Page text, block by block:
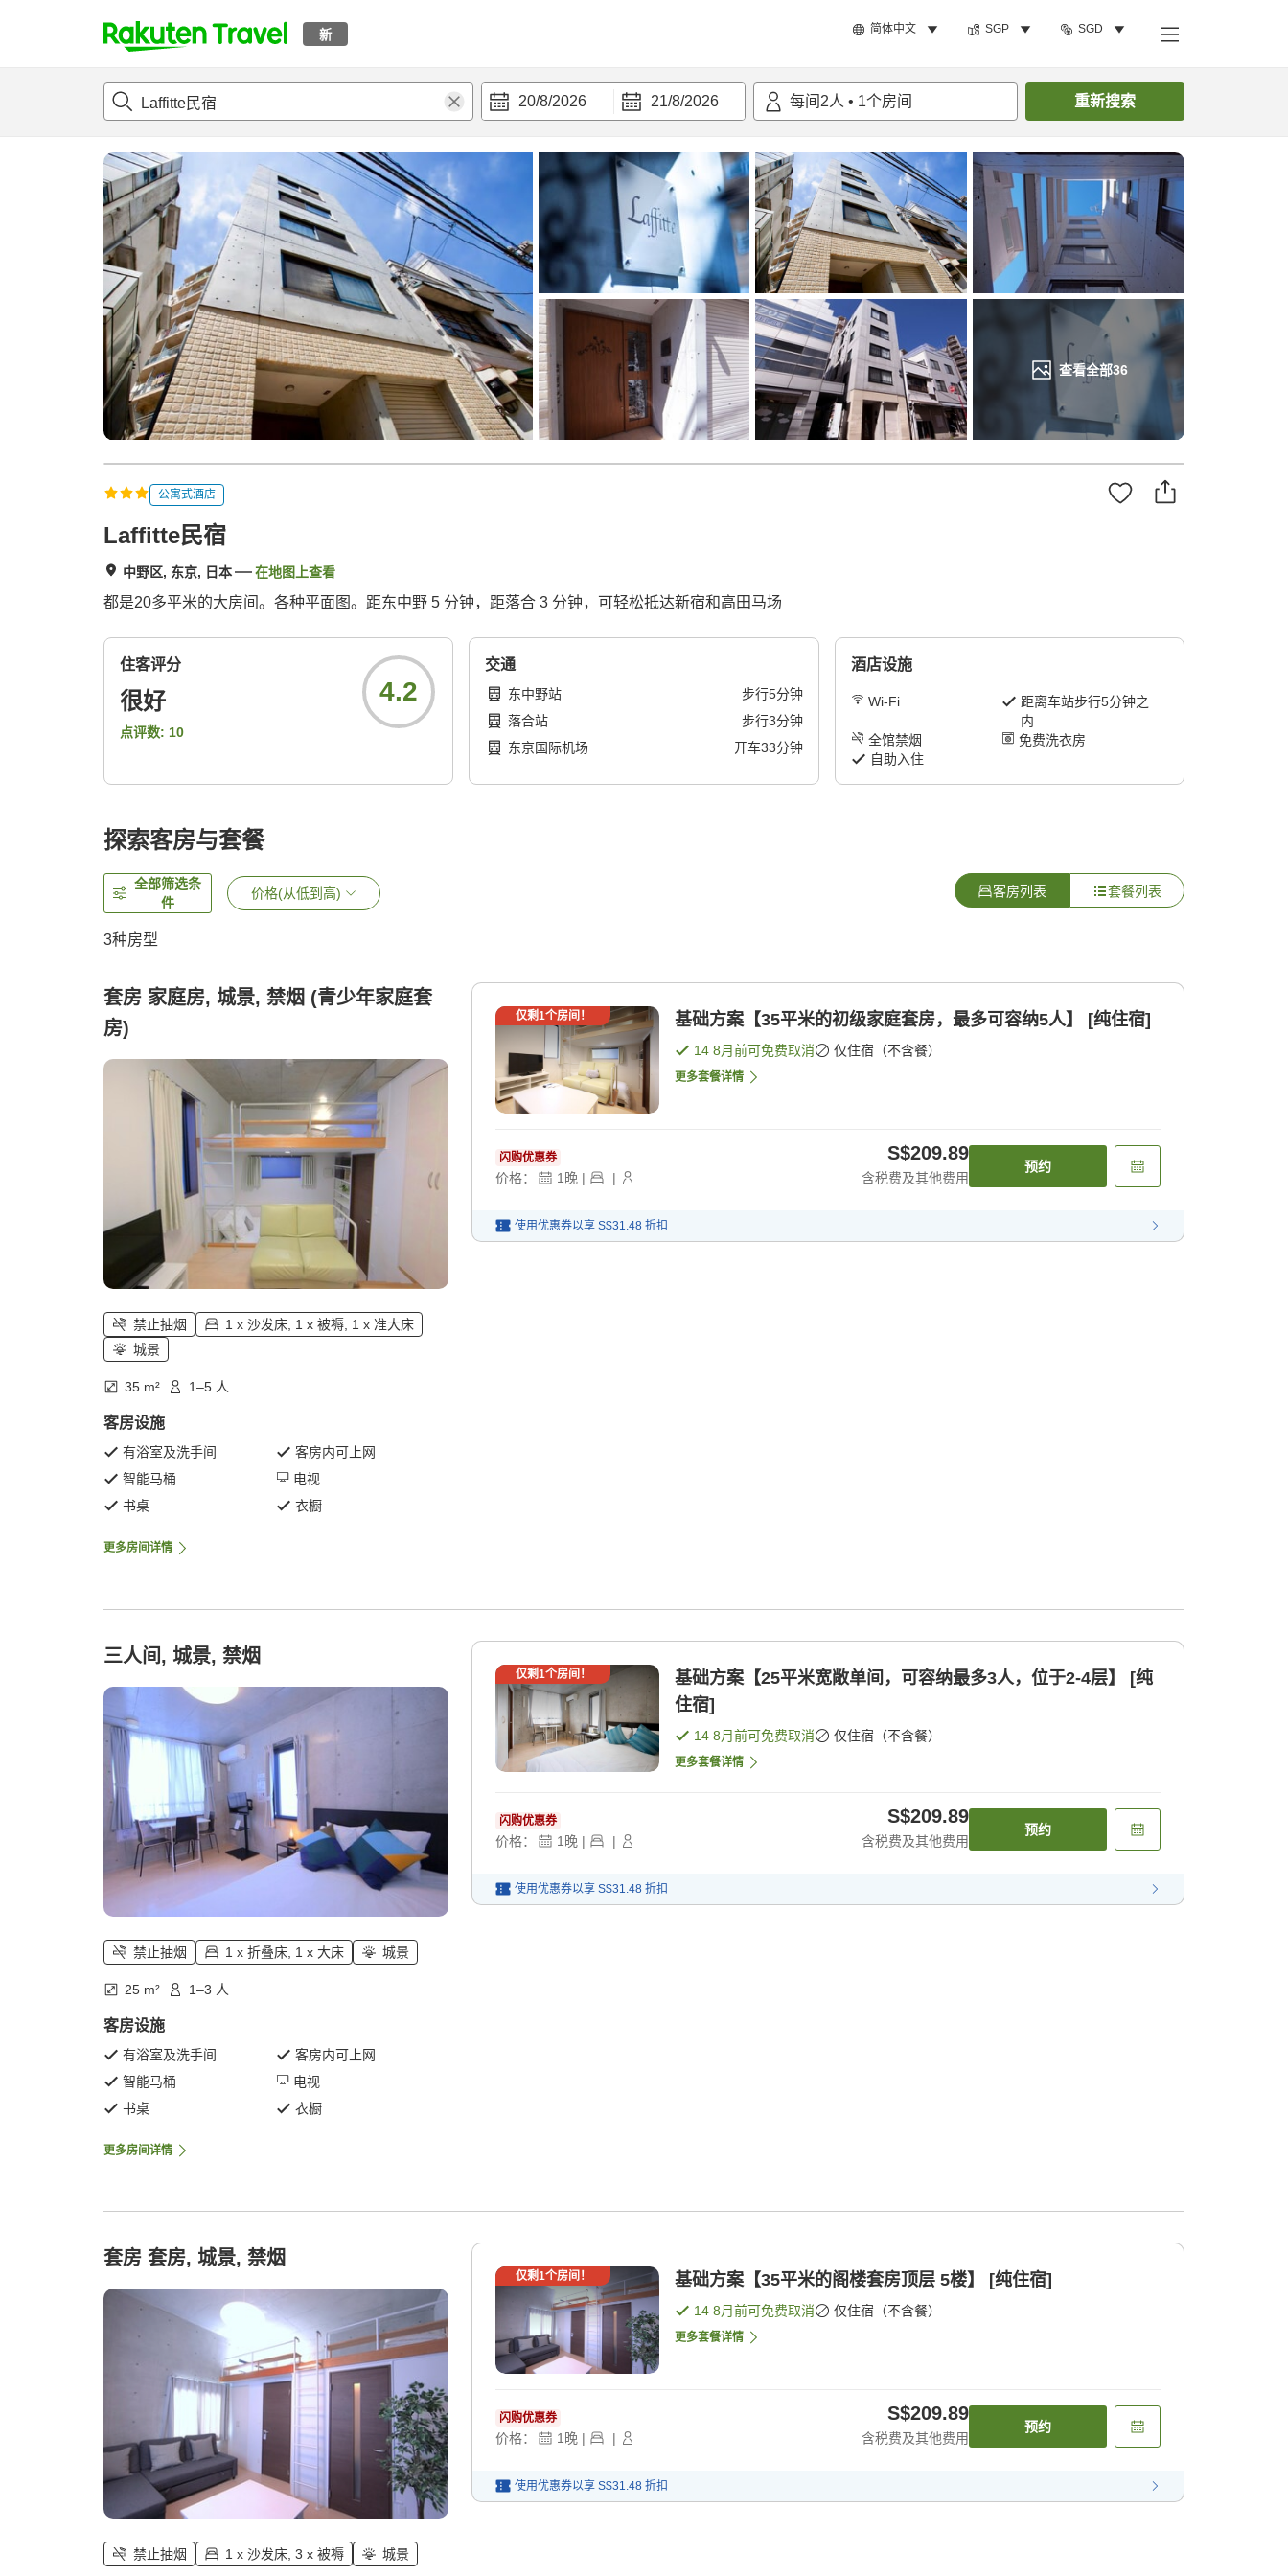
新 简体中文 SGP SGD
t
p
a
g
e
_
s
e
a
r
c
h
20/8/2026 21/8/2026 每间 2人 • 1个房间 重新搜索
查看全部36
概况 客房及住宿套餐 搜索客房
公寓式酒店
Laffitte民宿
中野区, 东京, 日本 在地图上查看
都是20多平米的大房间。各种平面图。距东中野 5 分钟，距落合 3 分钟，可轻松抵达新宿和高田马场
住客评分
很好
点评数: 10
4.2
交通
东中野站 步行5分钟
落合站
步行3分钟
东京国际机场
开车33分钟
酒店设施
Wi-Fi
距离车站步行5分钟之
内
全馆禁烟
免费洗衣房
自助入住
探索客房与套餐
全部筛选条
件
价格(从低到高) 客房列表 套餐列表
3种房型
套房 家庭房, 城景, 禁烟 (青少年家庭套
房)
禁止抽烟
1 x 沙发床, 1 x 被褥, 1 x 准大床
城景
35 m² 1–5 人
客房设施
有浴室及洗手间
客房内可上网
智能马桶
电视
书桌
衣橱
更多房间详情
仅剩1个房间！ 基础方案【35平米的初级家庭套房，最多可容纳5人】 [纯住宿]
14 8月前可免费取消 仅住宿（不含餐）
更多套餐详情
闪购优惠券
价格： 1晚 | |
S$209.89
含税费及其他费用
预约
使用优惠券以享 S$31.48 折扣
三人间, 城景, 禁烟
禁止抽烟 1 x 折叠床, 1 x 大床 城景
25 m² 1–3 人
客房设施
有浴室及洗手间
客房内可上网
智能马桶
电视
书桌
衣橱
更多房间详情
仅剩1个房间！
基础方案【25平米宽敞单间，可容纳最多3人，位于2-4层】 [纯
住宿]
14 8月前可免费取消 仅住宿（不含餐）
更多套餐详情
闪购优惠券
价格： 1 晚 | |
S$209.89
含税费及其他费用
预约
使用优惠券以享 S$31.48 折扣
套房 套房, 城景, 禁烟
禁止抽烟 1 x 沙发床, 3 x 被褥 城景
仅剩1个房间！ 基础方案【35平米的阁楼套房顶层 5楼】 [纯住宿]
14 8月前可免费取消 仅住宿（不含餐）
更多套餐详情
闪购优惠券
价格： 1 晚 | |
S$209.89
含税费及其他费用
预约
使用优惠券以享 S$31.48 折扣